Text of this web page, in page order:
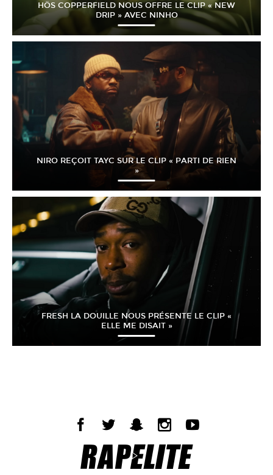
HÖS COPPERFIELD NOUS OFFRE LE CLIP « NEW
DRIP » AVEC NINHO
NIRO REÇOIT TAYC SUR LE CLIP « PARTI DE RIEN
»
FRESH LA DOUILLE NOUS PRÉSENTE LE CLIP «
ELLE ME DISAIT »